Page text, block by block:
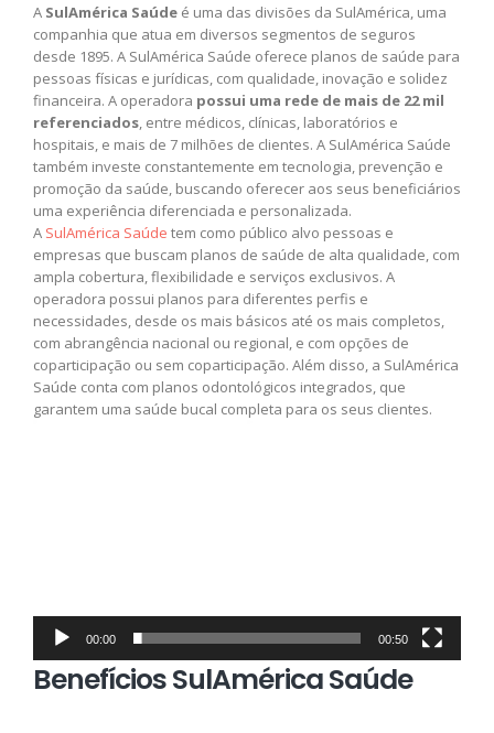
A SulAmérica Saúde é uma das divisões da SulAmérica, uma
companhia que atua em diversos segmentos de seguros
desde 1895. A SulAmérica Saúde oferece planos de saúde para
pessoas físicas e jurídicas, com qualidade, inovação e solidez
financeira. A operadora possui uma rede de mais de 22 mil
referenciados, entre médicos, clínicas, laboratórios e
hospitais, e mais de 7 milhões de clientes. A SulAmérica Saúde
também investe constantemente em tecnologia, prevenção e
promoção da saúde, buscando oferecer aos seus beneficiários
uma experiência diferenciada e personalizada.
A SulAmérica Saúde tem como público alvo pessoas e
empresas que buscam planos de saúde de alta qualidade, com
ampla cobertura, flexibilidade e serviços exclusivos. A
operadora possui planos para diferentes perfis e
necessidades, desde os mais básicos até os mais completos,
com abrangência nacional ou regional, e com opções de
coparticipação ou sem coparticipação. Além disso, a SulAmérica
Saúde conta com planos odontológicos integrados, que
garantem uma saúde bucal completa para os seus clientes.
00:00 00:50
Benefícios SulAmérica Saúde